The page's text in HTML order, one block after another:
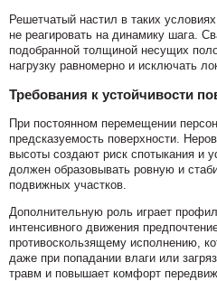
Решетчатый настил в таких
не реагировать на динамику шага.
подобранной толщиной несущих
нагрузку равномерно и исключать
Требования к устойчивости
При постоянном перемещении
предсказуемость поверхности.
высоты создают риск спотыкания и
должен образовывать ровную и
подвижных участков.
Дополнительную роль играет
интенсивного движения
противоскользящему исполнению,
даже при попадании влаги или
травм и повышает комфорт